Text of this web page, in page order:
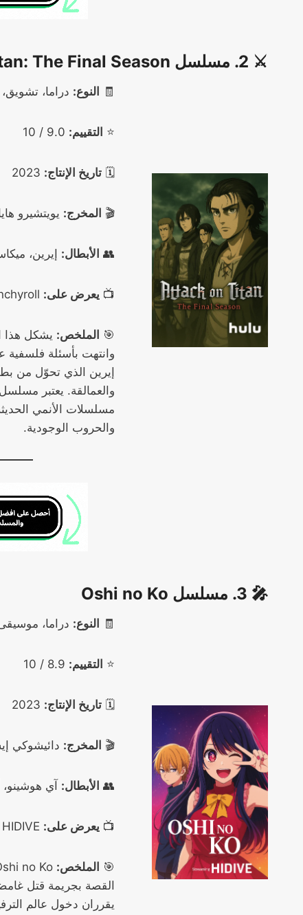
⚔️ 2. مسلسل Attack on Titan: The Final Season
🧾 النوع: دراما،
⭐ التقييم:
🗓️ تاريخ الإنتاج:
🎬 المخرج: يويتشيرو
👥 الأبطال: إيرين،
📺 يعرض على:
🎯 الملخص: يشكل هذا
وانتهت بأسئلة فلسفية
إيرين الذي تحوّل من
مسلسلات الأنمي
والحروب الوجودية.
🎤 3. مسلسل Oshi no Ko
🧾 النوع: دراما،
⭐ التقييم:
🗓️ تاريخ الإنتاج:
🎬 المخرج: دائيشوكي
👥 الأبطال: آي هوشينو،
📺 يعرض على:
🎯 الملخص:
القصة بجريمة قتل
يقرران دخول عالم